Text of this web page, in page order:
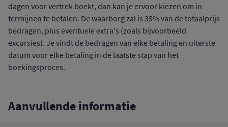
dagen voor vertrek boekt, dan kan je ervoor kiezen om in
termijnen te betalen. De waarborg zal is 35% van de totaalprijs
bedragen, plus eventuele extra's (zoals bijvoorbeeld
excursies). Je vindt de bedragen van elke betaling en uiterste
datum voor elke betaling in de laatste stap van het
boekingsproces.
Aanvullende informatie